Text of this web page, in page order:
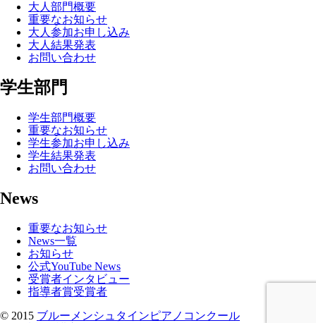
大人部門概要
重要なお知らせ
大人参加お申し込み
大人結果発表
お問い合わせ
学生部門
学生部門概要
重要なお知らせ
学生参加お申し込み
学生結果発表
お問い合わせ
News
重要なお知らせ
News一覧
お知らせ
公式YouTube News
受賞者インタビュー
指導者賞受賞者
© 2015 ブルーメンシュタインピアノコンクール